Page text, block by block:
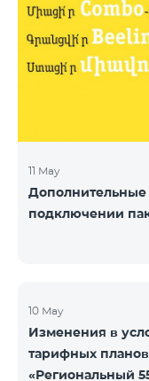
11 May
подключении
10 May
Изменения в
тарифных
«Региональный